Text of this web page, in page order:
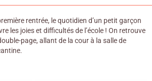
rentrée, le quotidien d’un petit garçon
les joies et difficultés de l’école ! On retrouve
page, allant de la cour à la salle de